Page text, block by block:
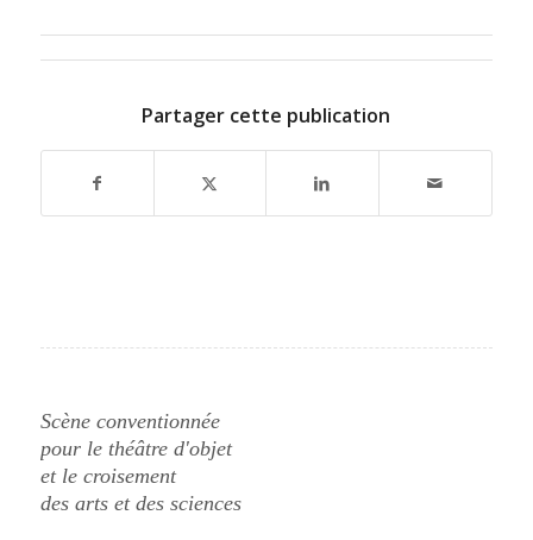
Partager cette publication
Scène conventionnée
pour le théâtre d'objet
et le croisement
des arts et des sciences